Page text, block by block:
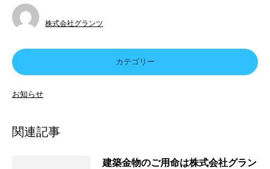
株式会社グランツ
カテゴリー
お知らせ
関連記事
建築金物のご用命は株式会社グラン